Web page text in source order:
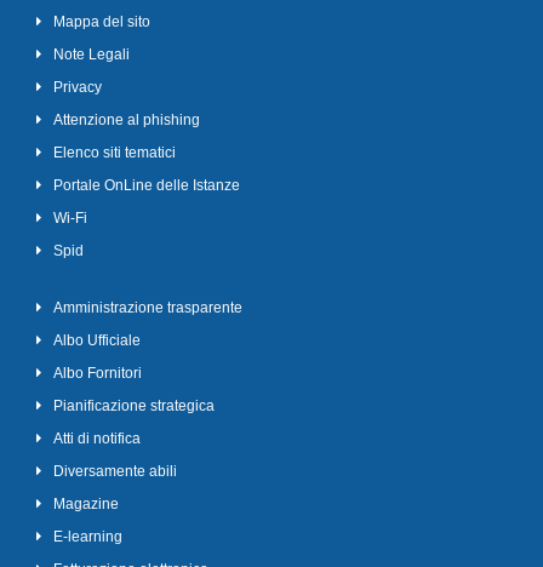
Mappa del sito
Note Legali
Privacy
Attenzione al phishing
Elenco siti tematici
Portale OnLine delle Istanze
Wi-Fi
Spid
Amministrazione trasparente
Albo Ufficiale
Albo Fornitori
Pianificazione strategica
Atti di notifica
Diversamente abili
Magazine
E-learning